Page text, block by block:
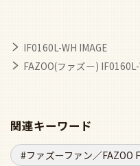
IF0160L-WH IMAGE
FAZOO(ファズー)
関連キーワード
ファズーファン／FAZOO